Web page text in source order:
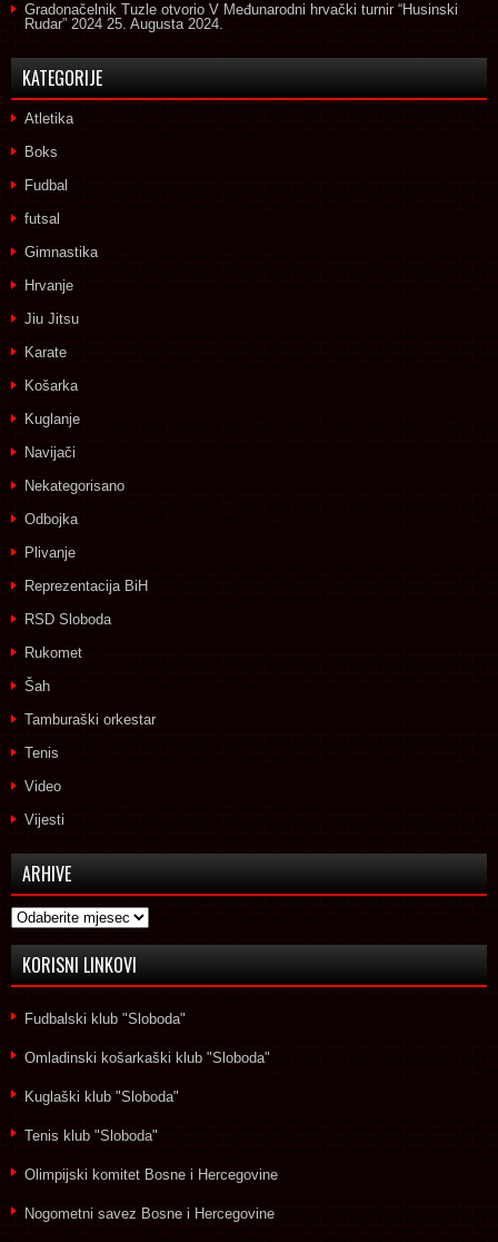
Gradonačelnik Tuzle otvorio V Međunarodni hrvački turnir “Husinski
Rudar” 2024 25. Augusta 2024.
KATEGORIJE
Atletika
Boks
Fudbal
futsal
Gimnastika
Hrvanje
Jiu Jitsu
Karate
Košarka
Kuglanje
Navijači
Nekategorisano
Odbojka
Plivanje
Reprezentacija BiH
RSD Sloboda
Rukomet
Šah
Tamburaški orkestar
Tenis
Video
Vijesti
ARHIVE
Arhive
KORISNI LINKOVI
Fudbalski klub "Sloboda"
Omladinski košarkaški klub "Sloboda"
Kuglaški klub "Sloboda"
Tenis klub "Sloboda"
Olimpijski komitet Bosne i Hercegovine
Nogometni savez Bosne i Hercegovine